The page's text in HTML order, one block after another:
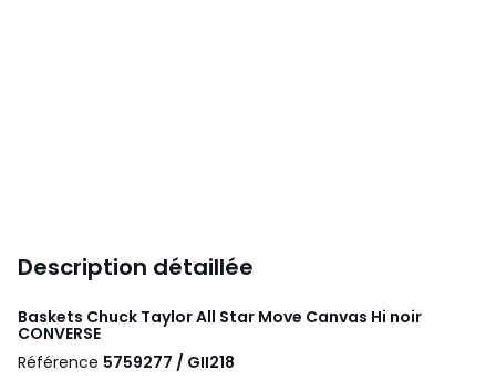
Description détaillée
Baskets Chuck Taylor All Star Move Canvas Hi noir
CONVERSE
Référence 5759277 / GII218